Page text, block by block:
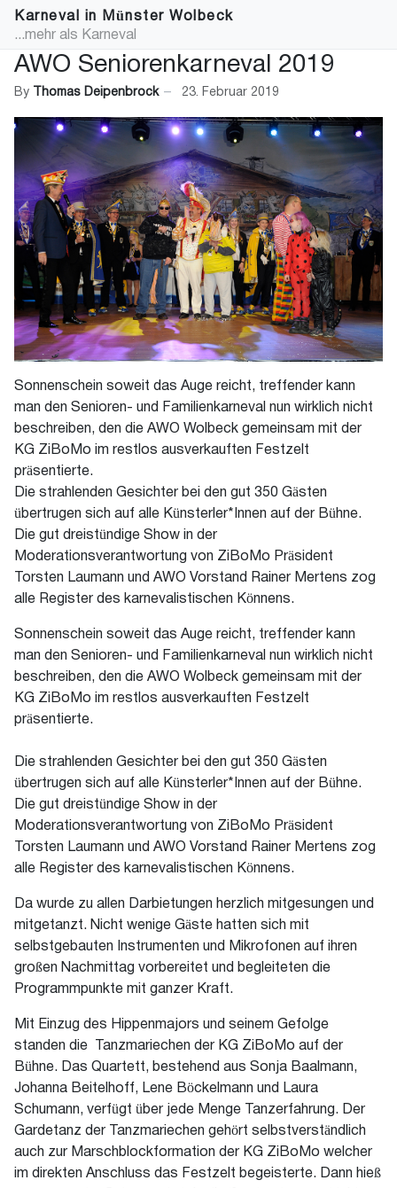
Karneval in Münster Wolbeck
...mehr als Karneval
AWO Seniorenkarneval 2019
By Thomas Deipenbrock 23. Februar 2019
Sonnenschein soweit das Auge reicht, treffender kann
man den Senioren- und Familienkarneval nun wirklich nicht
beschreiben, den die AWO Wolbeck gemeinsam mit der
KG ZiBoMo im restlos ausverkauften Festzelt
präsentierte.
Die strahlenden Gesichter bei den gut 350 Gästen
übertrugen sich auf alle Künsterler*Innen auf der Bühne.
Die gut dreistündige Show in der
Moderationsverantwortung von ZiBoMo Präsident
Torsten Laumann und AWO Vorstand Rainer Mertens zog
alle Register des karnevalistischen Könnens.
Sonnenschein soweit das Auge reicht, treffender kann
man den Senioren- und Familienkarneval nun wirklich nicht
beschreiben, den die AWO Wolbeck gemeinsam mit der
KG ZiBoMo im restlos ausverkauften Festzelt
präsentierte.
Die strahlenden Gesichter bei den gut 350 Gästen
übertrugen sich auf alle Künsterler*Innen auf der Bühne.
Die gut dreistündige Show in der
Moderationsverantwortung von ZiBoMo Präsident
Torsten Laumann und AWO Vorstand Rainer Mertens zog
alle Register des karnevalistischen Könnens.
Da wurde zu allen Darbietungen herzlich mitgesungen und
mitgetanzt. Nicht wenige Gäste hatten sich mit
selbstgebauten Instrumenten und Mikrofonen auf ihren
großen Nachmittag vorbereitet und begleiteten die
Programmpunkte mit ganzer Kraft.
Mit Einzug des Hippenmajors und seinem Gefolge
standen die Tanzmariechen der KG ZiBoMo auf der
Bühne. Das Quartett, bestehend aus Sonja Baalmann,
Johanna Beitelhoff, Lene Böckelmann und Laura
Schumann, verfügt über jede Menge Tanzerfahrung. Der
Gardetanz der Tanzmariechen gehört selbstverständlich
auch zur Marschblockformation der KG ZiBoMo welcher
im direkten Anschluss das Festzelt begeisterte. Dann hieß